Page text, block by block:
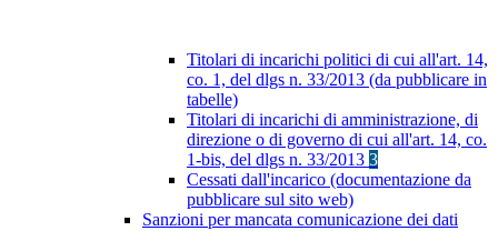
Titolari di incarichi politici di cui all'art. 14,
co. 1, del dlgs n. 33/2013 (da pubblicare in
tabelle)
Titolari di incarichi di amministrazione, di
direzione o di governo di cui all'art. 14, co.
1-bis, del dlgs n. 33/2013 3
Cessati dall'incarico (documentazione da
pubblicare sul sito web)
Sanzioni per mancata comunicazione dei dati